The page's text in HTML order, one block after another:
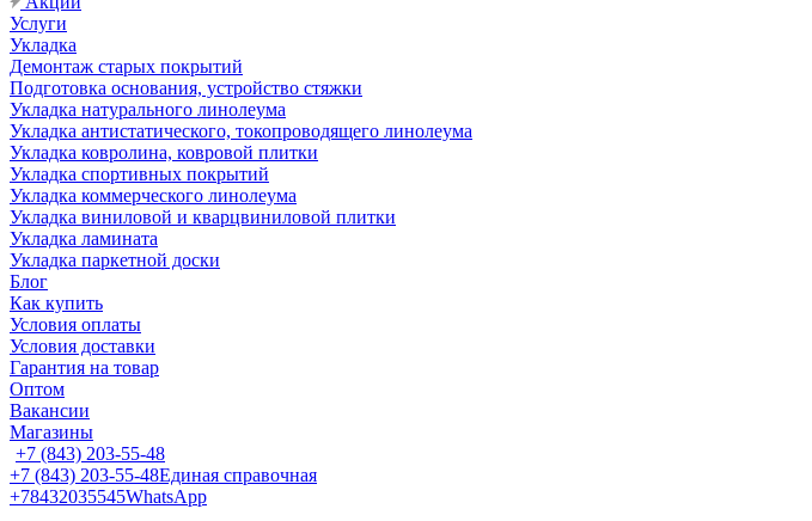
Услуги
Укладка
Демонтаж старых покрытий
Подготовка основания, устройство стяжки
Укладка натурального линолеума
Укладка антистатического, токопроводящего линолеума
Укладка ковролина, ковровой плитки
Укладка спортивных покрытий
Укладка коммерческого линолеума
Укладка виниловой и кварцвиниловой плитки
Укладка ламината
Укладка паркетной доски
Блог
Как купить
Условия оплаты
Условия доставки
Гарантия на товар
Оптом
Вакансии
Магазины
+7 (843) 203-55-48
+7 (843) 203-55-48Единая справочная
+78432035545WhatsApp